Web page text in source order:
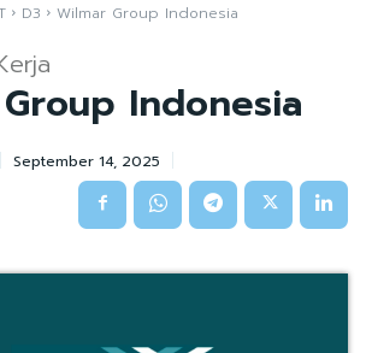
D3 Wilmar Group Indonesia
Indonesia
September 14, 2025